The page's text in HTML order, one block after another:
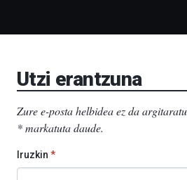
Utzi erantzuna
Zure e-posta helbidea ez da
*markatuta daude.
Iruzkin *